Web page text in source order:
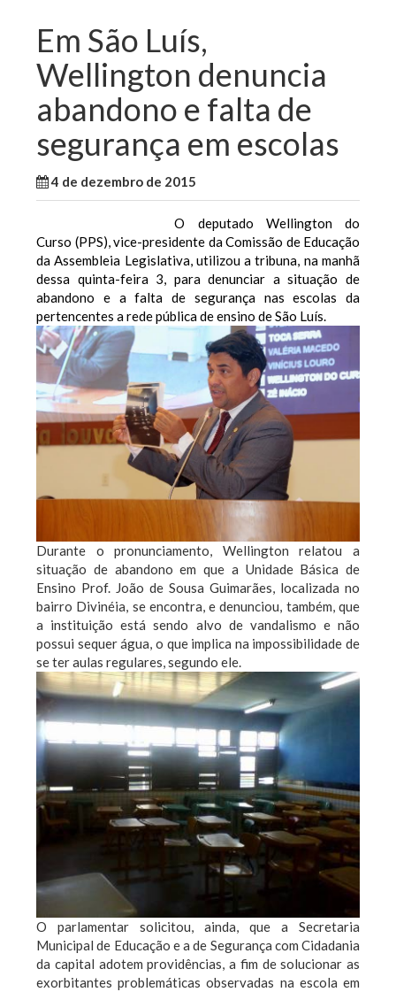
Em São Luís,
Wellington denuncia
abandono e falta de
segurança em escolas
4 de dezembro de 2015
O deputado Wellington do
Curso (PPS), vice-presidente da Comissão de Educação
da Assembleia Legislativa, utilizou a tribuna, na manhã
dessa quinta-feira 3, para denunciar a situação de
abandono e a falta de segurança nas escolas da
pertencentes a rede pública de ensino de São Luís.
Durante o pronunciamento, Wellington relatou a
situação de abandono em que a Unidade Básica de
Ensino Prof. João de Sousa Guimarães, localizada no
bairro Divinéia, se encontra, e denunciou, também, que
a instituição está sendo alvo de vandalismo e não
possui sequer água, o que implica na impossibilidade de
se ter aulas regulares, segundo ele.
O parlamentar solicitou, ainda, que a Secretaria
Municipal de Educação e a de Segurança com Cidadania
da capital adotem providências, a fim de solucionar as
exorbitantes problemáticas observadas na escola em